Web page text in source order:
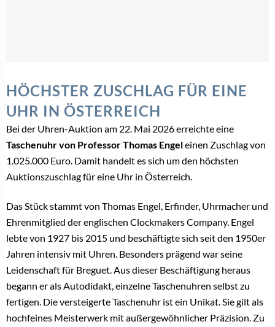
HÖCHSTER ZUSCHLAG FÜR EINE
UHR IN ÖSTERREICH
Bei der Uhren-Auktion am 22. Mai 2026 erreichte eine
Taschenuhr von Professor Thomas Engeleinen Zuschlag von
1.025.000 Euro. Damit handelt es sich um den höchsten
Auktionszuschlag für eine Uhr in Österreich.
Das Stück stammt von Thomas Engel, Erfinder, Uhrmacher und
Ehrenmitglied der englischen Clockmakers Company. Engel
lebte von 1927 bis 2015 und beschäftigte sich seit den 1950er
Jahren intensiv mit Uhren. Besonders prägend war seine
Leidenschaft für Breguet. Aus dieser Beschäftigung heraus
begann er als Autodidakt, einzelne Taschenuhren selbst zu
fertigen. Die versteigerte Taschenuhr ist ein Unikat. Sie gilt als
hochfeines Meisterwerk mit außergewöhnlicher Präzision. Zu